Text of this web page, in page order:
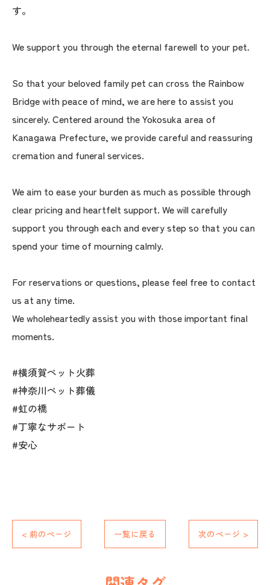
す。
We support you through the eternal farewell to your pet.
So that your beloved family pet can cross the Rainbow
Bridge with peace of mind, we are here to assist you
sincerely. Centered around the Yokosuka area of
Kanagawa Prefecture, we provide careful and reassuring
cremation and funeral services.
We aim to ease your burden as much as possible through
clear pricing and heartfelt support. We will carefully
support you through each and every step so that you can
spend your time of mourning calmly.
For reservations or questions, please feel free to contact
us at any time.
We wholeheartedly assist you with those important final
moments.
#横須賀ペット火葬
#神奈川ペット葬儀
#虹の橋
#丁寧なサポート
#安心
< 前のページ 一覧に戻る 次のページ >